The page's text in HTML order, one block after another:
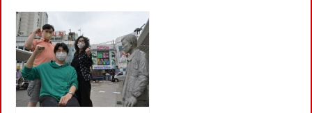
마침내 도봉산을 지나 출발지였
던 서울창포원에 도착했다. 서울
경계의 숲과 마을을 걸으며 사계
절을 다 보낸 셈이다. 지역 주민
들의 휴식을 위해서건 관광수익
을 위해서건 지자체마다 둘레길
조성 붐이 일고 있지만, 경계사
진이 걸었던 공간과 시간은 달랐
다. 23차 마지막 출사 역시 서울
지역정치를 강화한다는 목표 아
래 4대 기본방침을 채택했습니
다. 첫째, 2024년 총선까지 고
려하여 2022년 대선과 지선을
전략적으로 배치, 공약과 후보를
준비한다. 둘째, 사회주의 좌파
공동대응을 추진하며, 대선의 경
우 원탁회의를 통해 긍정적 논의
결과를 끌어내며, 제진보좌파 세
에 지쳐 있는 현대인들은, 이미
지나간 과거를 소비하며 안정감
을 느낀답니다. 게다가 복고 문
화의 소비는 스마트폰으로 자신
의 삶을 전시하는 것이 일상화된
시대에 필요한 특별한 배경과 소
품을 마련해 줍니다. 100년 전
경성의 ‘모던보이’나 ‘모던걸’의
의상을 입고 ‘전차’를 타고 도착
요... 어떻게 세상이 이렇게까지
됐는지, 참..." 이 대화는 소박한
자유인 후지이 모임에서 <우리
는 차별에 찬성합니다>를 읽고
토론하던 중, 휴식 시간에 모임
구성원인 박수영 동지와 나눈 것
이다. 이 책을 읽고 나서 가장 기
억에 남은 것은 책 내용보다도
위의 대화였다. 박수영 동지는
몇 번이고 미안하다고 말했다.